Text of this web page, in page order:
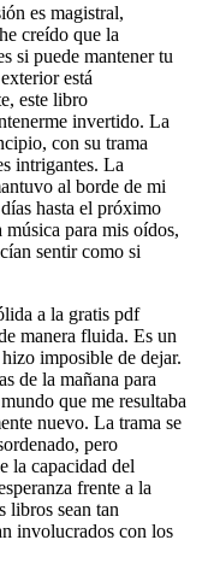
es magistral,
creído que la
si puede mantener tu
está
este libro
invertido. La
con su trama
intrigantes. La
al borde de mi
hasta el próximo
para mis oídos,
sentir como si
a la gratis pdf
manera fluida. Es un
imposible de dejar.
de la mañana para
que me resultaba
nuevo. La trama se
pero
la capacidad del
frente a la
libros sean tan
involucrados con los